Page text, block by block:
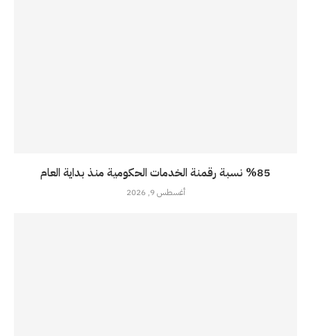
%85 نسبة رقمنة الخدمات الحكومية منذ بداية العام
أغسطس 9, 2026